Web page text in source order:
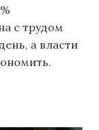
с трудом
а власти